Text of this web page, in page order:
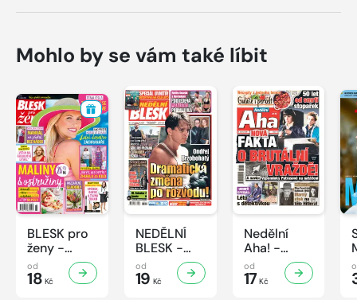
Mohlo by se vám také líbit
BLESK pro
ženy -
33/2026
od
18 Kč
NEDĚLNÍ
BLESK -
32/2026
od
19 Kč
Nedělní
Aha! -
32/2026
od
17Kč